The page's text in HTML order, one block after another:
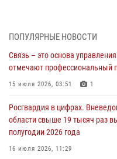
Представитель Управления
«Телекон»
30 июля 2026, 11:33
спартакиады «Динамо»
Православные священники
ПОПУЛЯРНЫЕ НОВОСТИ
Связь – это основа
отмечают профессиональный
15 июля 2026, 03:51 1
Росгвардия в цифрах.
области свыше 19 тысяч раз
полугодии 2026 года
16 июля 2026, 11:29